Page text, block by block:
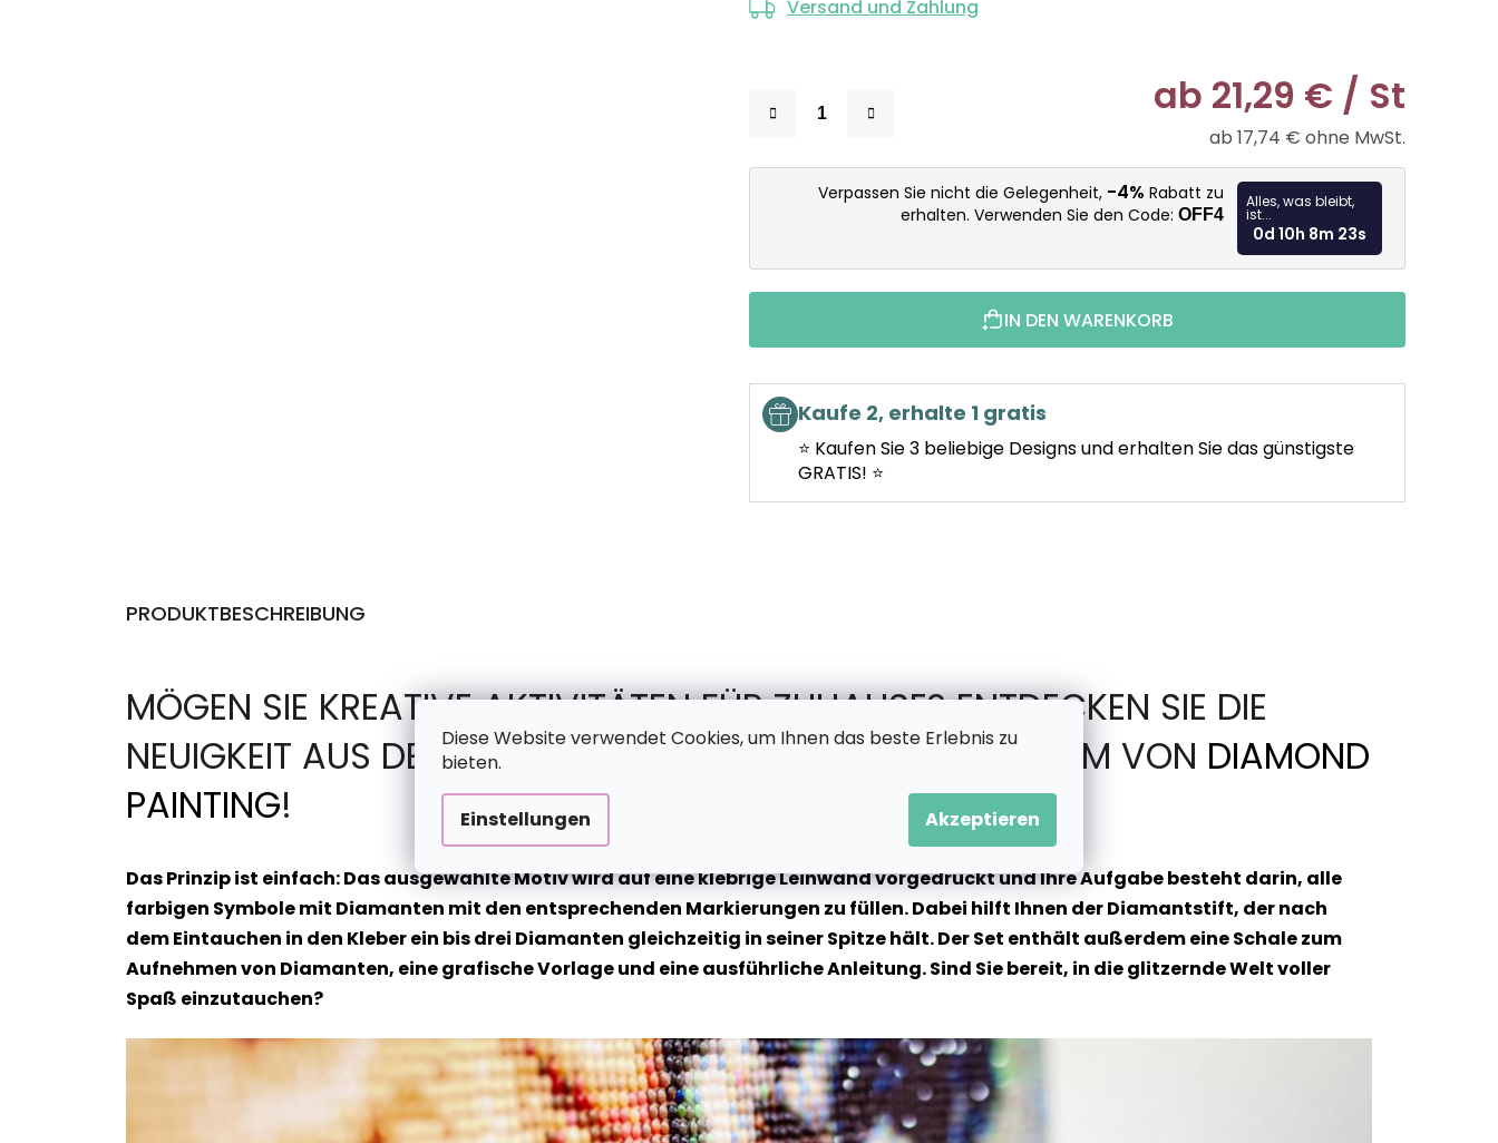
Diese Website verwendet Cookies, um Ihnen das beste Erlebnis zu
bieten.
Einstellungen Akzeptieren
Versand und Zahlung
ab 21,29 € / St
ab 17,74 € ohne MwSt.
Verpassen Sie nicht die Gelegenheit, -4% Rabatt zu
erhalten. Verwenden Sie den Code: OFF4
Alles, was bleibt,
ist...
0d 10h 8m 21s
IN DEN WARENKORB
Kaufe 2, erhalte 1 gratis
⭐ Kaufen Sie 3 beliebige Designs und erhalten Sie das günstigste
GRATIS! ⭐
PRODUKTBESCHREIBUNG
MÖGEN SIE KREATIVE AKTIVITÄTEN FÜR ZUHAUSE? ENTDECKEN SIE DIE
NEUIGKEIT AUS DER TSCHECHISCHEN PRODUKTION IN FORM VON DIAMOND
PAINTING!
Das Prinzip ist einfach: Das ausgewählte Motiv wird auf eine klebrige Leinwand vorgedruckt und Ihre Aufgabe besteht darin, alle
farbigen Symbole mit Diamanten mit den entsprechenden Markierungen zu füllen. Dabei hilft Ihnen der Diamantstift, der nach
dem Eintauchen in den Kleber ein bis drei Diamanten gleichzeitig in seiner Spitze hält. Der Set enthält außerdem eine Schale zum
Aufnehmen von Diamanten, eine grafische Vorlage und eine ausführliche Anleitung. Sind Sie bereit, in die glitzernde Welt voller
Spaß einzutauchen?